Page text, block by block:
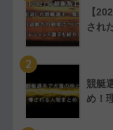
【
され
2
競艇
め！